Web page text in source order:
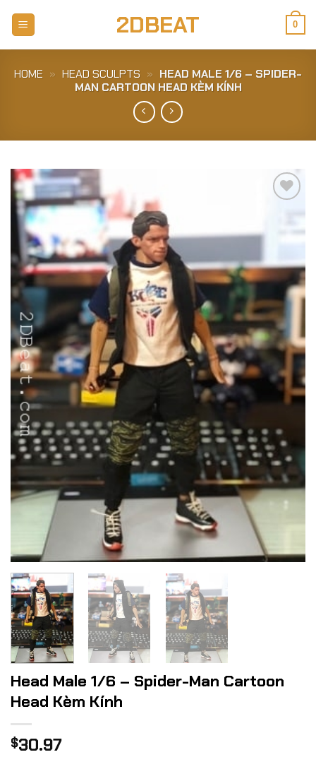
2DBEAT 0
HOME » HEAD SCULPTS » HEAD MALE 1/6 – SPIDER-
MAN CARTOON HEAD KÈM KÍNH
Wishlist
Head Male 1/6 – Spider-Man Cartoon
Head Kèm Kính
$30.97